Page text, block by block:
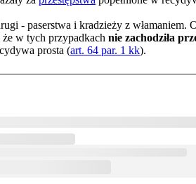
- paserstwa i kradzieży z włamaniem.
w tych przypadkach nie zachodziła
prosta (art. 64 par. 1 kk).